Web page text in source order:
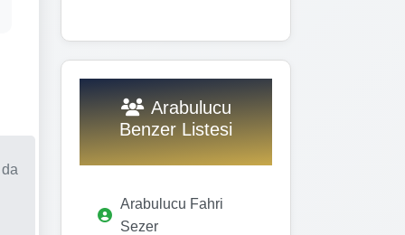
Arabulucu
Benzer Listesi
Arabulucu Fahri
Sezer